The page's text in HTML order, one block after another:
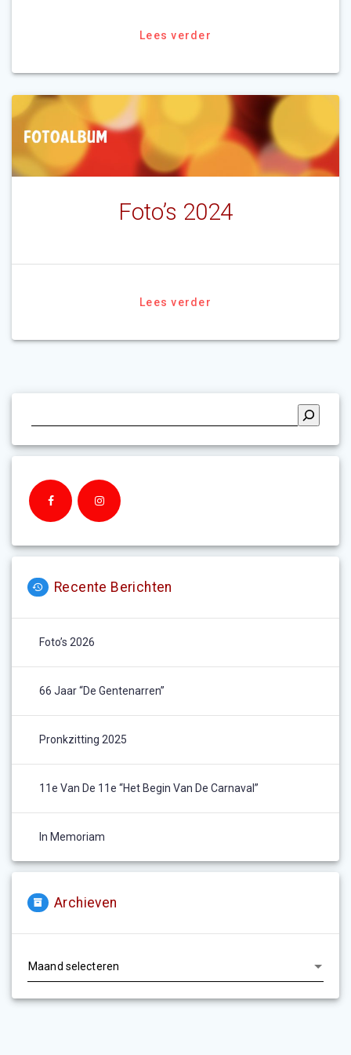
Lees verder
Foto’s 2024
Lees verder
Recente Berichten
Foto’s 2026
66 Jaar “De Gentenarren”
Pronkzitting 2025
11e Van De 11e “het Begin Van De Carnaval”
In Memoriam
Archieven